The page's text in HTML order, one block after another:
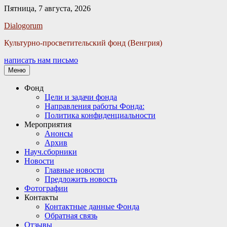
Пятница, 7 августа, 2026
Dialogorum
Культурно-просветительский фонд (Венгрия)
написать нам письмо
Меню
Основное
Фонд
Цели и задачи фонда
Направления работы Фонда:
Политика конфиденциальности
Мероприятия
Анонсы
Архив
Науч.сборники
Новости
Главные новости
Предложить новость
Фотографии
Контакты
Контактные данные Фонда
Обратная связь
Отзывы